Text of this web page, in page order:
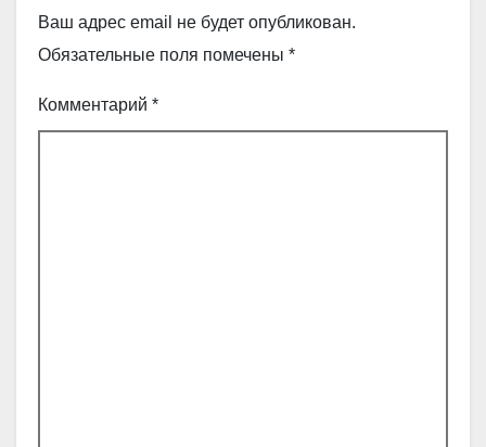
Ваш адрес email не будет опубликован.
Обязательные поля помечены *
Комментарий *